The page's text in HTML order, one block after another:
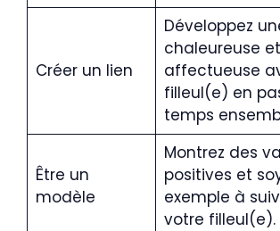
Créer un lien
Développez
chaleureuse et
affectueuse
filleul(e) en
temps
Être un
modèle
Montrez des
positives et
exemple à
votre filleul(e).